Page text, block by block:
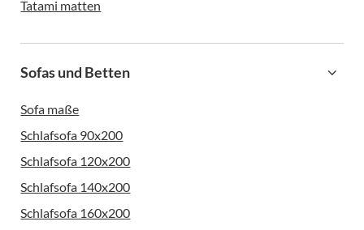
Tatami matten
Sofas und Betten
Sofa maße
Schlafsofa 90x200
Schlafsofa 120x200
Schlafsofa 140x200
Schlafsofa 160x200